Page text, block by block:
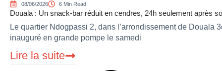
08/06/2026 6 Min Read
Douala : Un snack-bar réduit en cendres, 24h seulement après
Le quartier Ndogpassi 2, dans l’arrondissement de Douala
inauguré en grande pompe le samedi
Lire la suite